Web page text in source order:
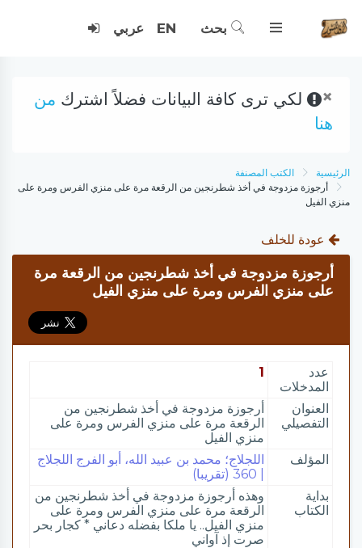
بحث EN عربي
× لكي ترى كافة البيانات فضلاً اشترك من
هنا
الرئيسية
الكتب المصنفة
أرجوزة مزدوجة في أخذ شطرنجين من الرقعة مرة على منزي الفرس ومرة على
منزي الفيل
عودة للخلف
أرجوزة مزدوجة في أخذ شطرنجين من الرقعة مرة
على منزي الفرس ومرة على منزي الفيل
عدد
المدخلات
1
العنوان
التفصيلي
أرجوزة مزدوجة في أخذ شطرنجين من
الرقعة مرة على منزي الفرس ومرة على
منزي الفيل
المؤلف
اللجلاج؛ محمد بن عبيد الله، أبو الفرج اللجلاج
بداية
الكتاب
وهذه أرجوزة مزدوجة في أخذ شطرنجين من
الرقعة مرة على منزي الفرس ومرة على
منزي الفيل.. يا ملكا بفضله دعاني * كجار بحر
صرت إذ آواني